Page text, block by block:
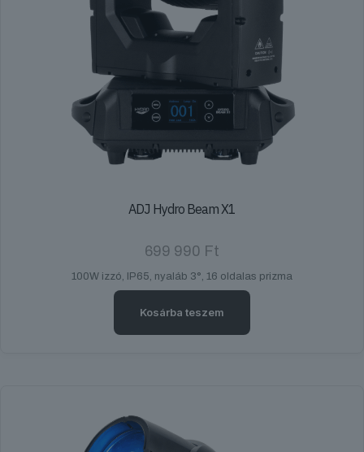
ADJ Hydro Beam X1
699 990 Ft
100W izzó, IP65, nyaláb 3°, 16 oldalas prizma
Kosárba teszem